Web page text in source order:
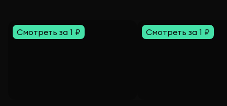
Смотреть за 1 ₽ Смотреть за 1 ₽